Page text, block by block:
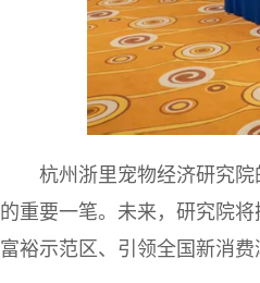
杭州浙里宠物经济研究
的重要一笔。未来，研究院
富裕示范区、引领全国新消